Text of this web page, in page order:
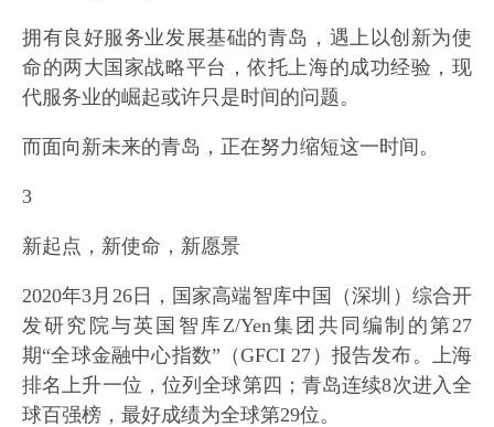
拥有良好服务业发展基础的青岛，遇上以创新为使
命的两大国家战略平台，依托上海的成功经验，现
代服务业的崛起或许只是时间的问题。
而面向新未来的青岛，正在努力缩短这一时间。
3
新起点，新使命，新愿景
2020年3月26日，国家高端智库中国（深圳）综合开
发研究院与英国智库Z/Yen集团共同编制的第27
期“全球金融中心指数”（GFCI 27）报告发布。上海
排名上升一位，位列全球第四；青岛连续8次进入全
球百强榜，最好成绩为全球第29位。